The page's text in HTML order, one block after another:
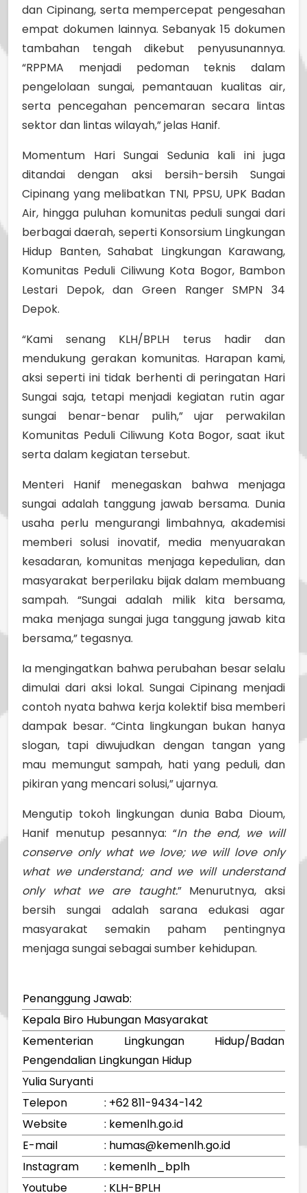
dan Cipinang, serta mempercepat pengesahan
empat dokumen lainnya. Sebanyak 15 dokumen
tambahan tengah dikebut penyusunannya.
“RPPMA menjadi pedoman teknis dalam
pengelolaan sungai, pemantauan kualitas air,
serta pencegahan pencemaran secara lintas
sektor dan lintas wilayah,” jelas Hanif.
Momentum Hari Sungai Sedunia kali ini juga
ditandai dengan aksi bersih-bersih Sungai
Cipinang yang melibatkan TNI, PPSU, UPK Badan
Air, hingga puluhan komunitas peduli sungai dari
berbagai daerah, seperti Konsorsium Lingkungan
Hidup Banten, Sahabat Lingkungan Karawang,
Komunitas Peduli Ciliwung Kota Bogor, Bambon
Lestari Depok, dan Green Ranger SMPN 34
Depok.
“Kami senang KLH/BPLH terus hadir dan
mendukung gerakan komunitas. Harapan kami,
aksi seperti ini tidak berhenti di peringatan Hari
Sungai saja, tetapi menjadi kegiatan rutin agar
sungai benar-benar pulih,” ujar perwakilan
Komunitas Peduli Ciliwung Kota Bogor, saat ikut
serta dalam kegiatan tersebut.
Menteri Hanif menegaskan bahwa menjaga
sungai adalah tanggung jawab bersama. Dunia
usaha perlu mengurangi limbahnya, akademisi
memberi solusi inovatif, media menyuarakan
kesadaran, komunitas menjaga kepedulian, dan
masyarakat berperilaku bijak dalam membuang
sampah. “Sungai adalah milik kita bersama,
maka menjaga sungai juga tanggung jawab kita
bersama,” tegasnya.
Ia mengingatkan bahwa perubahan besar selalu
dimulai dari aksi lokal. Sungai Cipinang menjadi
contoh nyata bahwa kerja kolektif bisa memberi
dampak besar. “Cinta lingkungan bukan hanya
slogan, tapi diwujudkan dengan tangan yang
mau memungut sampah, hati yang peduli, dan
pikiran yang mencari solusi,” ujarnya.
Mengutip tokoh lingkungan dunia Baba Dioum,
Hanif menutup pesannya: “In the end, we will
conserve only what we love; we will love only
what we understand; and we will understand
only what we are taught.” Menurutnya, aksi
bersih sungai adalah sarana edukasi agar
masyarakat semakin paham pentingnya
menjaga sungai sebagai sumber kehidupan.
Penanggung Jawab:
Kepala Biro Hubungan Masyarakat
Kementerian Lingkungan Hidup/Badan
Pengendalian Lingkungan Hidup
Yulia Suryanti
Telepon
: +62 811-9434-142
Website
: kemenlh.go.id
E-mail
: humas@kemenlh.go.id
Instagram
: kemenlh_bplh
Youtube
: KLH-BPLH